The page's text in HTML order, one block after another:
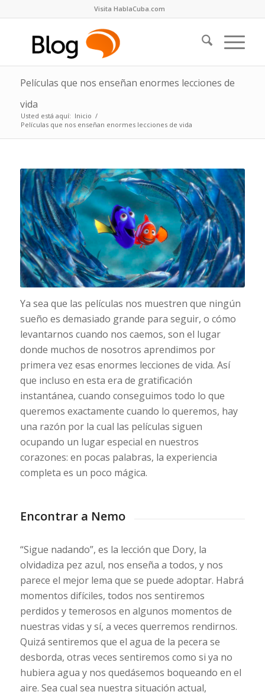
Visita HablaCuba.com
Películas que nos enseñan enormes lecciones de
vida
Usted está aquí: Inicio /
Películas que nos enseñan enormes lecciones de vida
Ya sea que las películas nos muestren que ningún
sueño es demasiado grande para seguir, o cómo
levantarnos cuando nos caemos, son el lugar
donde muchos de nosotros aprendimos por
primera vez esas enormes lecciones de vida. Así
que incluso en esta era de gratificación
instantánea, cuando conseguimos todo lo que
queremos exactamente cuando lo queremos, hay
una razón por la cual las películas siguen
ocupando un lugar especial en nuestros
corazones: en pocas palabras, la experiencia
completa es un poco mágica.
Encontrar a Nemo
“Sigue nadando”, es la lección que Dory, la
olvidadiza pez azul, nos enseña a todos, y nos
parece el mejor lema que se puede adoptar. Habrá
momentos difíciles, todos nos sentiremos
perdidos y temerosos en algunos momentos de
nuestras vidas y sí, a veces querremos rendirnos.
Quizá sentiremos que el agua de la pecera se
desborda, otras veces sentiremos como si ya no
hubiera agua y nos quedásemos boqueando en el
aire. Sea cual sea nuestra situación actual,